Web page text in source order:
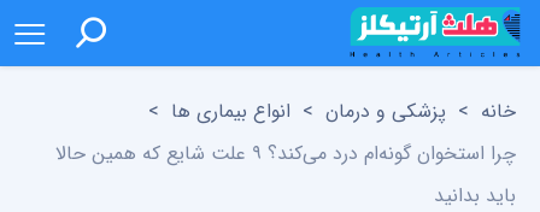
خانه > پزشکی و درمان > انواع بیماری ها >
چرا استخوان گونه‌ام درد می‌کند؟ ۹ علت شایع که همین حالا
باید بدانید